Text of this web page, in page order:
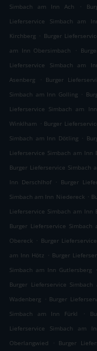
Simbach am Inn Ach
.
Lieferservice Simbach am
Kirchberg . Burger
am Inn Obersimbach
.
Lieferservice Simbach am
Asenberg
. Burger
Simbach am Inn Golling .
Lieferservice Simbach am
Winklham . Burger
Simbach am Inn Dötling .
Lieferservice Simbach am Inn
Burger Lieferservice Simbach
Inn Derschlhof . Burger
Simbach am Inn Niedereck .
Lieferservice Simbach am Inn
Burger Lieferservice Simbach
Obereck . Burger
am Inn Hötz . Burger
Simbach am Inn Gutlersberg .
Burger Lieferservice
Wadenberg . Burger
Simbach am Inn Fürkl
.
Lieferservice Simbach am
Oberlangwied
. Burger